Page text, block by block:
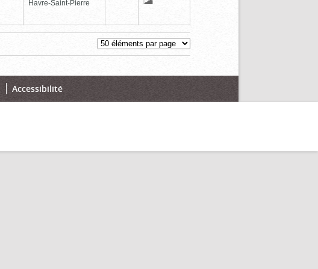
Havre-Saint-Pierre
Accessibilité